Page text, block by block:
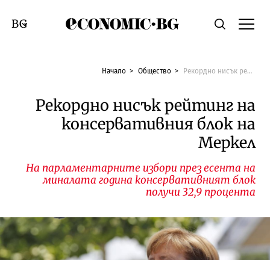
Economic.bgТърсене
Смяна на език
Начало Общество Рекордно нисък рейтинг на консервативния блок на Меркел
Рекордно нисък рейтинг на
консервативния блок на
Меркел
На парламентарните избори през есента на
миналата година консервативният блок
получи 32,9 процента